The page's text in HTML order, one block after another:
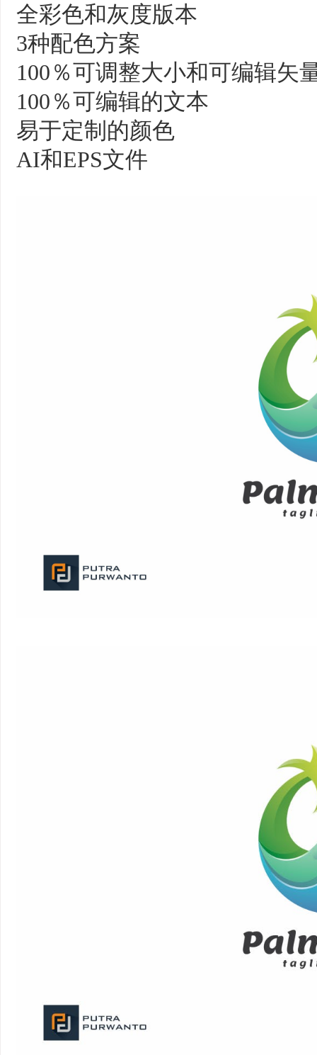
全彩色和灰度版本
3种配色方案
100％可调整大小和可编辑矢
100％可编辑的文本
易于定制的颜色
AI和EPS文件